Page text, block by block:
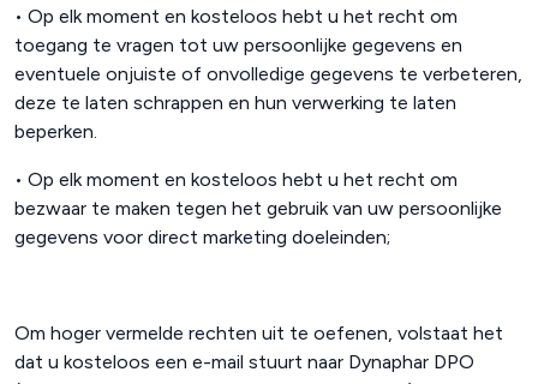
• Op elk moment en kosteloos hebt u het recht om
toegang te vragen tot uw persoonlijke gegevens en
eventuele onjuiste of onvolledige gegevens te verbeteren,
deze te laten schrappen en hun verwerking te laten
beperken.
• Op elk moment en kosteloos hebt u het recht om
bezwaar te maken tegen het gebruik van uw persoonlijke
gegevens voor direct marketing doeleinden;
Om hoger vermelde rechten uit te oefenen, volstaat het
dat u kosteloos een e-mail stuurt naar Dynaphar DPO